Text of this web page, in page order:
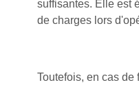
suffisantes. Elle est
de charges lors
Toutefois, en cas